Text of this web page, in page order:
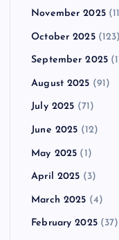
November 2025
October 2025(123)
September 2025
August 2025 (91)
July 2025 (71)
June 2025 (12)
May 2025 (1)
April 2025 (3)
March 2025 (4)
February 2025(37)